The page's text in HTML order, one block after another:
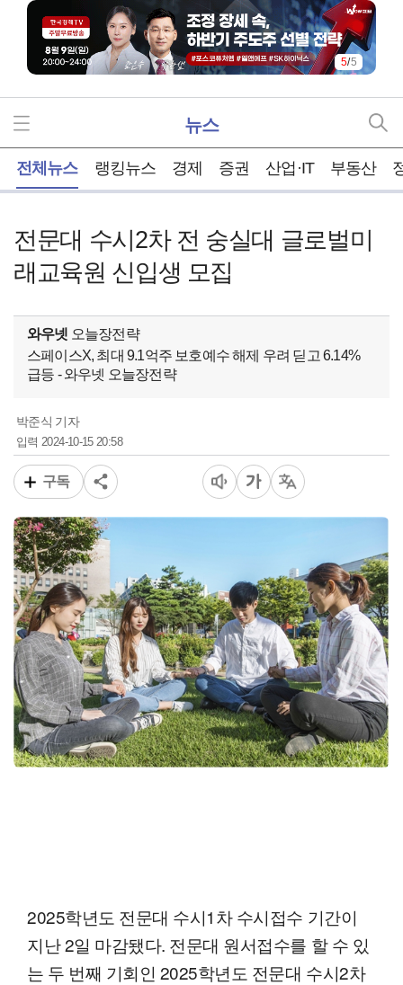
5/5
뉴스
전체뉴스 랭킹뉴스 경제 증권 산업·IT 부동산
전문대 수시2차 전 숭실대 글로벌미
래교육원 신입생 모집
와우넷 오늘장전략
스페이스X, 최대 9.1억주 보호예수 해제 우려 딛고 6.14%
급등 - 와우넷 오늘장전략
박준식 기자
입력2024-10-15 20:58
구독
2025학년도 전문대 수시1차 수시접수 기간이
지난 2일 마감됐다. 전문대 원서접수를 할 수 있
는 두 번째 기회인 2025학년도 전문대 수시2차